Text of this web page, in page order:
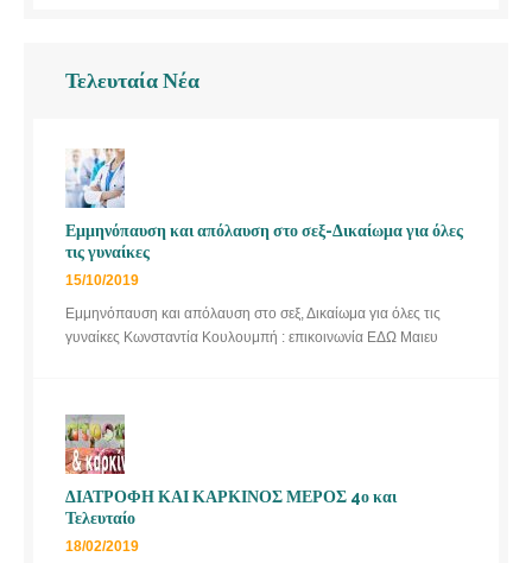
Τελευταία Νέα
Εμμηνόπαυση και απόλαυση στο σεξ-Δικαίωμα για όλες
τις γυναίκες
15/10/2019
Εμμηνόπαυση και απόλαυση στο σεξ, Δικαίωμα για όλες τις
γυναίκες Κωνσταντία Κουλουμπή : επικοινωνία ΕΔΩ Μαιευ
ΔΙΑΤΡΟΦΗ ΚΑΙ ΚΑΡΚΙΝΟΣ ΜΕΡΟΣ 4ο και
Τελευταίο
18/02/2019